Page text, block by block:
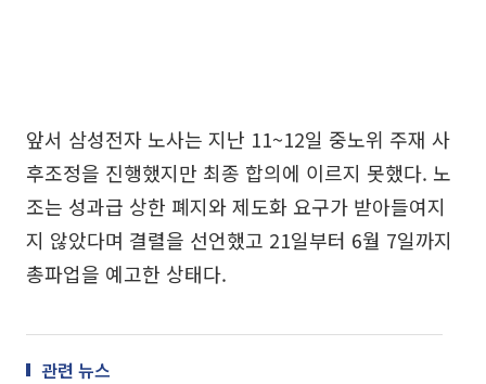
앞서 삼성전자 노사는 지난 11~12일 중노위 주재 사
후조정을 진행했지만 최종 합의에 이르지 못했다. 노
조는 성과급 상한 폐지와 제도화 요구가 받아들여지
지 않았다며 결렬을 선언했고 21일부터 6월 7일까지
총파업을 예고한 상태다.
관련 뉴스